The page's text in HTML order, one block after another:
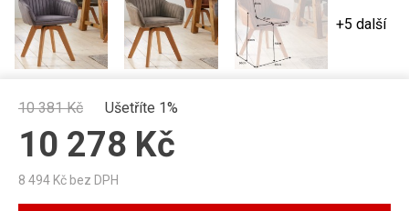
+5 další
10 381Kč Ušetříte 1%
10 278 Kč
8 494 Kč bez DPH